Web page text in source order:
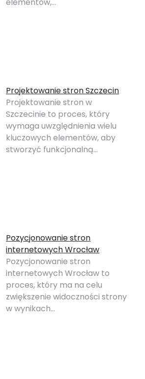
Projektowanie stron Szczecin
Projektowanie stron w
Szczecinie to proces, który
wymaga uwzględnienia wielu
kluczowych elementów, aby
stworzyć funkcjonalną…
Pozycjonowanie stron
internetowych Wrocław
Pozycjonowanie stron
internetowych Wrocław to
proces, który ma na celu
zwiększenie widoczności strony
w wynikach…